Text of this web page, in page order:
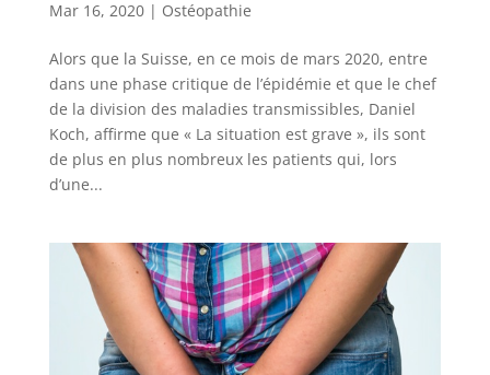
Mar 16, 2020| Ostéopathie
Alors que la Suisse, en ce mois de mars 2020, entre
dans une phase critique de l’épidémie et que le chef
de la division des maladies transmissibles, Daniel
Koch, affirme que « La situation est grave », ils sont
de plus en plus nombreux les patients qui, lors
d’une...